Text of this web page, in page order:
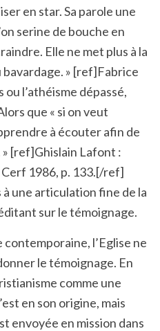
en star. Sa parole une
serine de bouche en
Elle ne met plus à la
» [ref]Fabrice
ou l’athéisme dépassé,
que « si on veut
à écouter afin de
[ref]Ghislain Lafont :
1986, p. 133.[/ref]
une articulation fine de la
sur le témoignage.
l’Eglise ne
le témoignage. En
comme une
en son origine, mais
envoyée en mission dans